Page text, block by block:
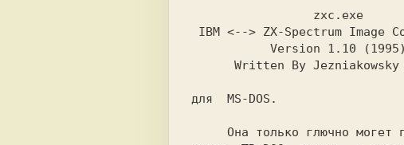
для  MS-DOS.